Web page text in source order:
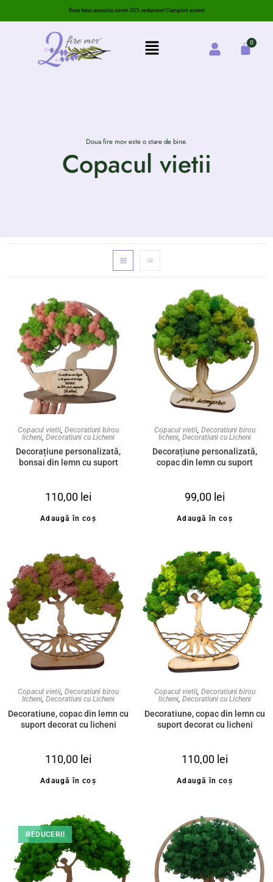
Doar luna aceasta avem 25% reducere! Cumpără acum!
Doua fire mov este o stare de bine.
Copacul vietii
Copacul vietii Decoratiuni birou
licheni Decoratiuni cu Licheni
Decorațiune personalizată,
bonsai din lemn cu suport
110,00 lei
Adaugă în coș
Copacul vietii Decoratiuni birou
licheni Decoratiuni cu Licheni
Decorațiune personalizată,
copac din lemn cu suport
, 20cm
99,00 lei
Adaugă în coș
Copacul vietii, Decoratiuni birou
licheni, Decoratiuni cu Licheni
Decoratiune, copac din lemn cu
suport decorat cu licheni
110,00 lei
Adaugă în coș
Copacul vietii, Decoratiuni birou
licheni, Decoratiuni cu Licheni
Decoratiune, copac din lemn cu
suport decorat cu licheni
110,00 lei
Adaugă în coș
REDUCERI!